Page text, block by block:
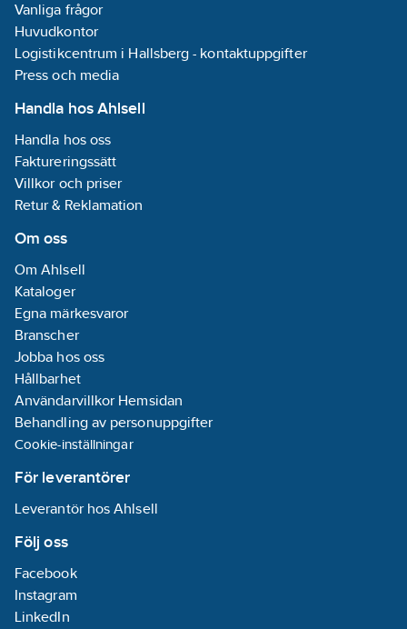
Vanliga frågor
Huvudkontor
Logistikcentrum i Hallsberg - kontaktuppgifter
Press och media
Handla hos Ahlsell
Handla hos oss
Faktureringssätt
Villkor och priser
Retur & Reklamation
Om oss
Om Ahlsell
Kataloger
Egna märkesvaror
Branscher
Jobba hos oss
Hållbarhet
Användarvillkor Hemsidan
Behandling av personuppgifter
Cookie-inställningar
För leverantörer
Leverantör hos Ahlsell
Följ oss
Facebook
Instagram
LinkedIn